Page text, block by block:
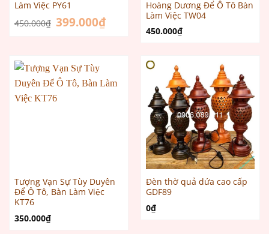
Làm Việc PY61
450.000₫ Giá
gốc
399.000₫Giá
hiện
Hoàng Dương Để Ô Tô Bàn
Làm Việc TW04
450.000₫
Tượng Vạn Sự Tùy Duyên
Để Ô Tô, Bàn Làm Việc
KT76
350.000₫
Đèn thờ quả dứa cao cấp
GDF89
0₫